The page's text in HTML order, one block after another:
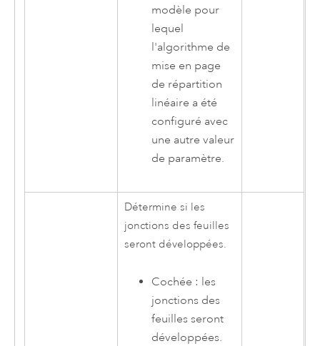
modèle pour
lequel
l'algorithme de
mise en page
de répartition
linéaire a été
configuré avec
une autre valeur
de paramètre.
Détermine si les
jonctions des feuilles
seront développées.
Cochée : les
jonctions des
feuilles seront
développées.